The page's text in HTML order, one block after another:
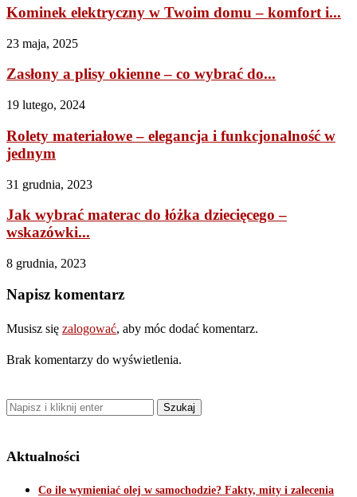
Kominek elektryczny w Twoim domu – komfort i...
23 maja, 2025
Zasłony a plisy okienne – co wybrać do...
19 lutego, 2024
Rolety materiałowe – elegancja i funkcjonalność w
jednym
31 grudnia, 2023
Jak wybrać materac do łóżka dziecięcego –
wskazówki...
8 grudnia, 2023
Napisz komentarz
Musisz się zalogować, aby móc dodać komentarz.
Brak komentarzy do wyświetlenia.
Aktualności
Co ile wymieniać olej w samochodzie? Fakty, mity i zalecenia